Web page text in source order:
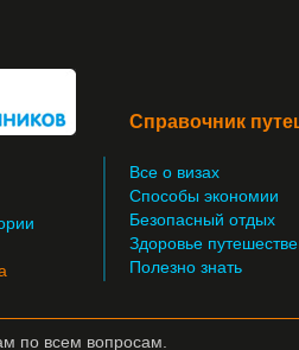
Справочник
Все о визах
Способы экономии
Безопасный отдых
Здоровье
Полезно знать
по всем вопросам.